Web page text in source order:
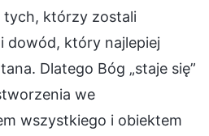
tych, którzy zostali
dowód, który najlepiej
Dlatego Bóg „staje się”
we
wszystkiego i obiektem